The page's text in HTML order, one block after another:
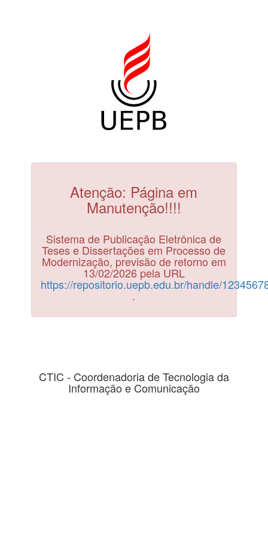
Atenção: Página em
Manutenção!!!!
Sistema de Publicação Eletrônica de
Teses e Dissertações em Processo de
Modernização, previsão de retorno em
13/02/2026 pela URL
https://repositorio.uepb.edu.br/handle/
.
CTIC - Coordenadoria de Tecnologia da
Informação e Comunicação